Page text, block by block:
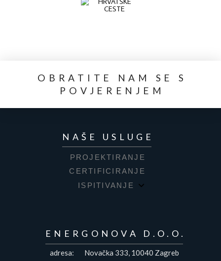
OBRATITE NAM SE S
POVJERENJEM
NAŠE USLUGE
PROJEKTIRANJE
CERTIFICIRANJE
ISPITIVANJE
ENERGONOVA D.O.O.
adresa: Novačka 333, 10040 Zagreb